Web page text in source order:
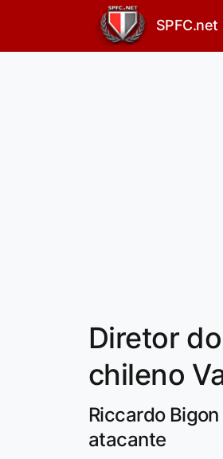
SPFC.net
Diretor
chileno
Riccardo
atacante